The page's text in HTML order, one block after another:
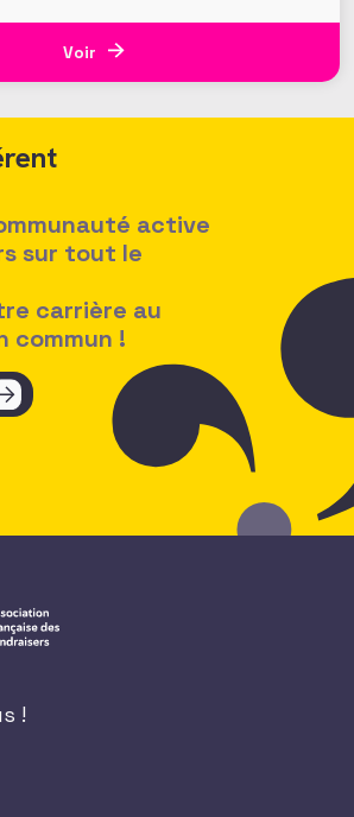
équipe, mais c’est aussi et surtout
nos 1350 adhérents, faites la
Voir
active
sur tout le
carrière au
commun !
!